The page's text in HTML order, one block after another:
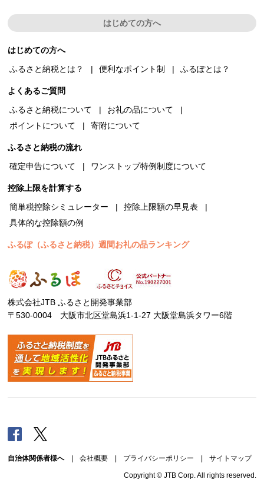
はじめての方へ
はじめての方へ
ふるさと納税とは？
便利なポイント制 ふるぽとは？
よくあるご質問
ふるさと納税について
お礼の品について
ポイントについて
寄附について
ふるさと納税の流れ
確定申告について
ワンストップ特例制度について
控除上限を計算する
簡単税控除シミュレーター
控除上限額の早見表
具体的な控除額の例
ふるぽ（ふるさと納税）週間お礼の品ランキング
株式会社JTB ふるさと開発事業部
〒530-0004 大阪市北区堂島浜1-1-27 大阪堂島浜タワー6階
Facebook
自治体関係者様へ| 会社概要 プライバシーポリシー サイトマップ
Copyright © JTB Corp. All rights reserved.